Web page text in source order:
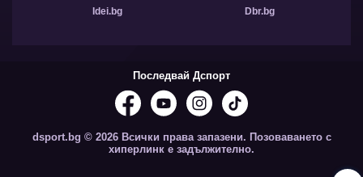
Idei.bg Dbr.bg
Последвай Дспорт
dsport.bg © 2026 Всички права запазени. Позоваването с
хиперлинк е задължително.